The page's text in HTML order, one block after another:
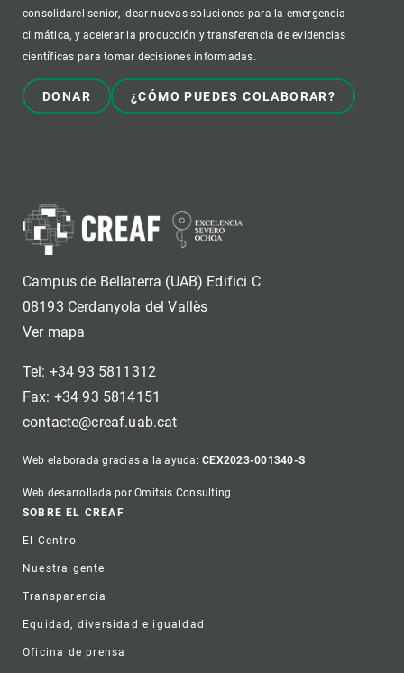
consolidarel senior, idear nuevas soluciones para la emergencia
climática, y acelerar la producción y transferencia de evidencias
científicas para tomar decisiones informadas.
DONAR ¿CÓMO PUEDES COLABORAR?
Campus de Bellaterra (UAB) Edifici C
08193 Cerdanyola del Vallès
Ver mapa
Tel: +34 93 5811312
Fax: +34 93 5814151
contacte@creaf.uab.cat
Web elaborada gracias a la ayuda:CEX2023-001340-S
Web desarrollada por Omitsis Consulting
Footer
SOBRE EL CREAF
El Centro
Nuestra gente
Transparencia
Equidad, diversidad e igualdad
Oficina de prensa